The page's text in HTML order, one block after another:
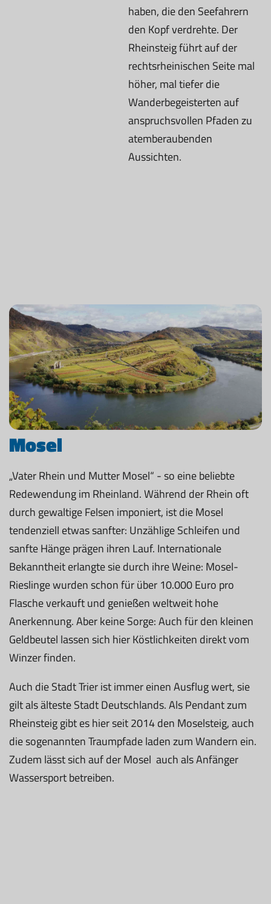
haben, die den Seefahrern
den Kopf verdrehte. Der
Rheinsteig führt auf der
rechtsrheinischen Seite mal
höher, mal tiefer die
Wanderbegeisterten auf
anspruchsvollen Pfaden zu
atemberaubenden
Aussichten.
Mosel
„Vater Rhein und Mutter Mosel“ - so eine beliebte
Redewendung im Rheinland. Während der Rhein oft
durch gewaltige Felsen imponiert, ist die Mosel
tendenziell etwas sanfter: Unzählige Schleifen und
sanfte Hänge prägen ihren Lauf. Internationale
Bekanntheit erlangte sie durch ihre Weine: Mosel-
Rieslinge wurden schon für über 10.000 Euro pro
Flasche verkauft und genießen weltweit hohe
Anerkennung. Aber keine Sorge: Auch für den kleinen
Geldbeutel lassen sich hier Köstlichkeiten direkt vom
Winzer finden.
Auch die Stadt Trier ist immer einen Ausflug wert, sie
gilt als älteste Stadt Deutschlands. Als Pendant zum
Rheinsteig gibt es hier seit 2014 den Moselsteig, auch
die sogenannten Traumpfade laden zum Wandern ein.
Zudem lässt sich auf der Mosel auch als Anfänger
Wassersport betreiben.